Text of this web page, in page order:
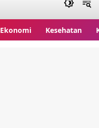
Ekonomi Kesehatan